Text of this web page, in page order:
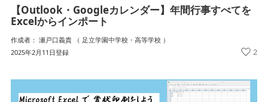
【Outlook・Googleカレンダー】年間行事すべてを
Excelからインポート
作成者： 瀬戸口義貴 （ 足立学園中学校・高等学校 ）
2025年2月11日登録
2